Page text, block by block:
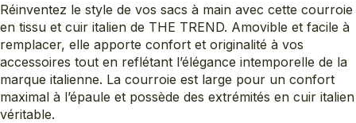
Réinventez le style de vos sacs à main avec cette courroie
en tissu et cuir italien de THE TREND. Amovible et facile à
remplacer, elle apporte confort et originalité à vos
accessoires tout en reflétant l’élégance intemporelle de la
marque italienne. La courroie est large pour un confort
maximal à l’épaule et possède des extrémités en cuir italien
véritable.